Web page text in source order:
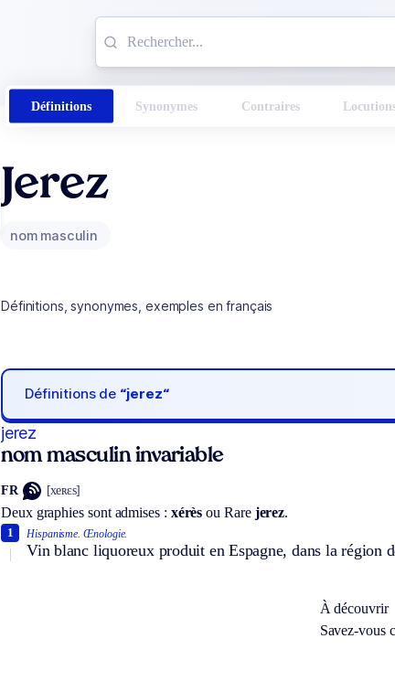
Définitions Synonymes Contraires
Jerez
nom masculin
Définitions, synonymes, exemples en français
Définitions de “jerez“
jerez
nom masculin invariable
FR [xeʀɛs]
Deux graphies sont admises : xérèsouRare jerez.
Hispanisme. Œnologie.
Vin blanc liquoreux produit en Espagne, dans la région
1
À découvrir
Savez-vous